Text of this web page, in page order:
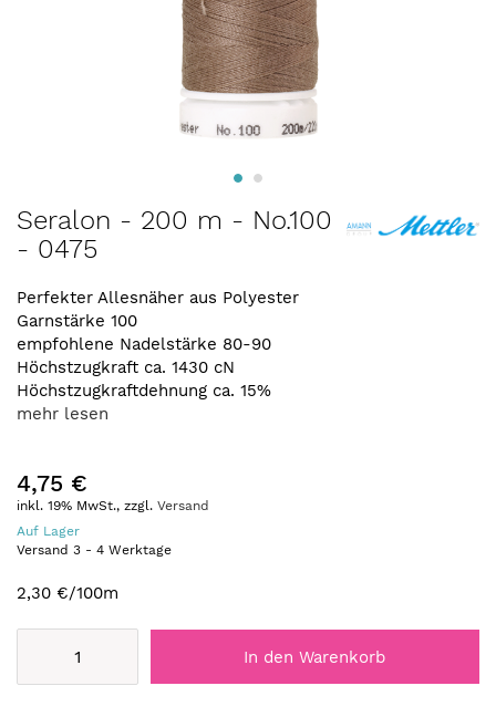
Anfang
der
springen
Seralon - 200 m - No.100
- 0475
Perfekter Allesnäher aus Polyester
Garnstärke 100
empfohlene Nadelstärke 80-90
Höchstzugkraft ca. 1430 cN
Höchstzugkraftdehnung ca. 15%
mehr lesen
4,75 €
inkl. 19% MwSt., zzgl. Versand
Auf Lager
Versand 3 - 4 Werktage
2,30 €/100m
In den Warenkorb